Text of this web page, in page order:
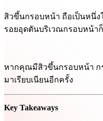
สิวขึ้นกรอบหน้า ถือเป็นหนึ่ง
รอยอุดตันบริเวณกรอบหน้า
หากคุณมีสิวขึ้นกรอบหน้า ก
มาเรียบเนียนอีกครั้ง
Key Takeaways